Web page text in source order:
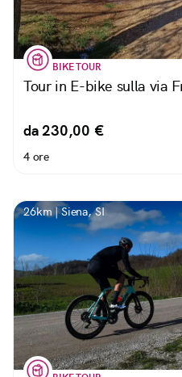
BIKE TOUR
Tour in E-bike sulla via
da 230,00 €
4 ore
26km | Siena, SI